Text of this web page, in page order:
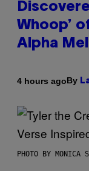
Whoop’
Alpha
4 hours agoBy
PHOTO BY MONICA